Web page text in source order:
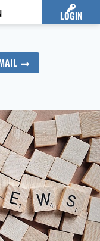
LOGIN